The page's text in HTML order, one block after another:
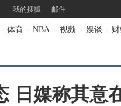
我的搜狐 邮件
- 体育 - NBA - 视频 - 娱谈 -
日媒称其意